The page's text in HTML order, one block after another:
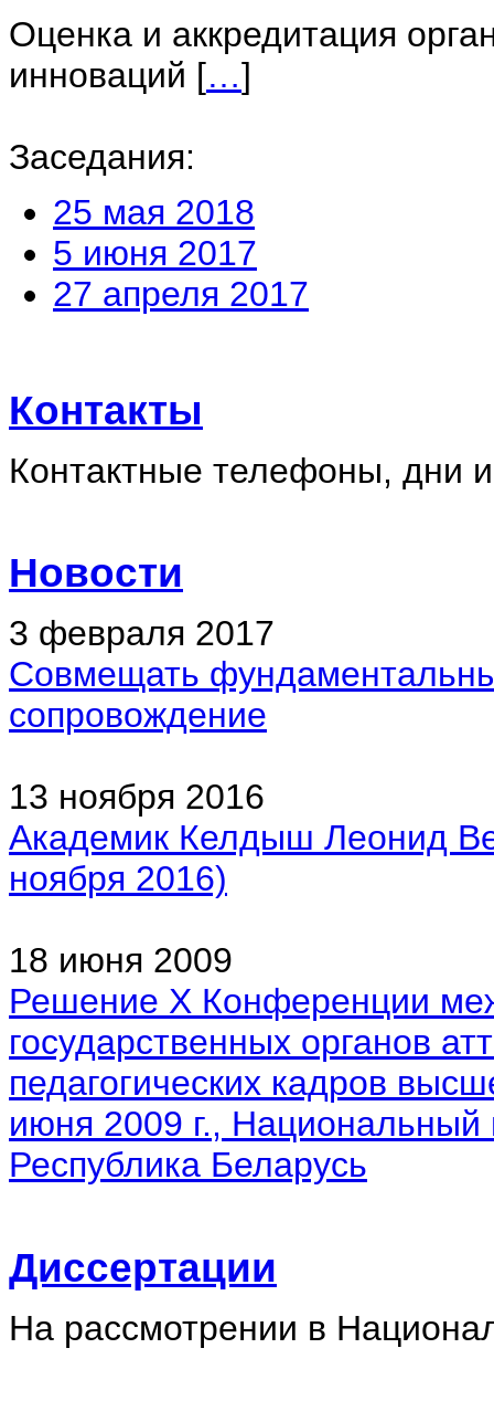
Оценка и аккредитация
инноваций […]
Заседания:
25 мая 2018
5 июня 2017
27 апреля 2017
Контакты
Контактные телефоны, дни
Новости
3 февраля 2017
Совмещать
сопровождение
13 ноября 2016
Академик Келдыш Леонид
ноября 2016)
18 июня 2009
Решение X Конференции
государственных органов
педагогических кадров
июня 2009 г.,
Республика Беларусь
Диссертации
На рассмотрении в